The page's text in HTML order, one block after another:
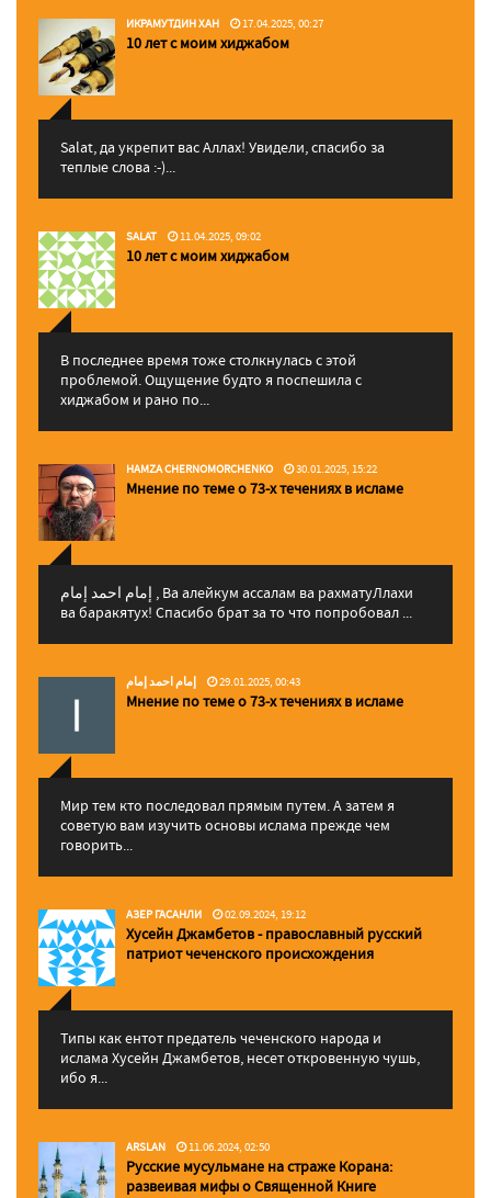
ИКРАМУТДИН ХАН 17.04.2025, 00:27
10 лет с моим хиджабом
Salat, да укрепит вас Аллаx! Увидели, спасибо за
теплые слова :-)...
SALAT 11.04.2025, 09:02
10 лет с моим хиджабом
В последнее время тоже столкнулась с этой
проблемой. Ощущение будто я поспешила с
хиджабом и рано по...
HAMZA CHERNOMORCHENKO 30.01.2025, 15:22
Мнение по теме о 73-х течениях в исламе
إمام احمد إمام , Ва алейкум ассалам ва рахматуЛлахи
ва баракятух! Спасибо брат за то что попробовал ...
إمام احمد إمام 29.01.2025, 00:43
Мнение по теме о 73-х течениях в исламе
Мир тем кто последовал прямым путем. А затем я
советую вам изучить основы ислама прежде чем
говорить...
АЗЕР ГАСАНЛИ 02.09.2024, 19:12
Хусейн Джамбетов - православный русский
патриот чеченского происхождения
Типы как ентот предатель чеченского народа и
ислама Хусейн Джамбетов, несет откровенную чушь,
ибо я...
ARSLAN 11.06.2024, 02:50
Русские мусульмане на страже Корана:
pазвеивая мифы о Священной Книге